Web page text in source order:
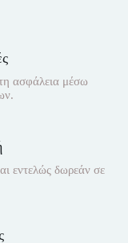
ασφάλεια μέσω
εντελώς δωρεάν σε